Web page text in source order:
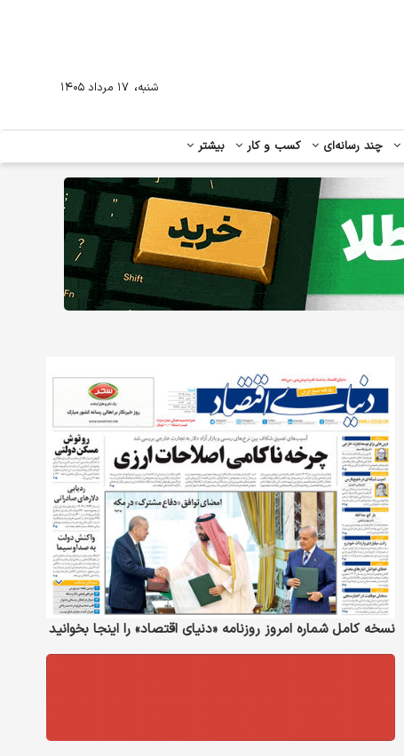
چند رسانه‌ای کسب و کار بیشتر
شنبه، ۱۷ مرداد ۱۴۰۵
نسخه کامل شماره امروز روزنامه «دنیای‌ اقتصاد» را اینجا بخوانید